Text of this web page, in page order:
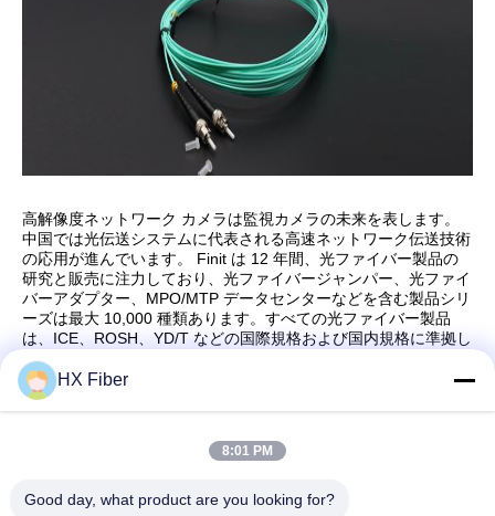
高解像度ネットワーク カメラは監視カメラの未来を表します。
中国では光伝送システムに代表される高速ネットワーク伝送技術
の応用が進んでいます。 Finit は 12 年間、光ファイバー製品の
研究と販売に注力しており、光ファイバージャンパー、光ファイ
バーアダプター、MPO/MTP データセンターなどを含む製品シリ
ーズは最大 10,000 種類あります。すべての光ファイバー製品
は、ICE、ROSH、YD/T などの国際規格および国内規格に準拠し
ています。
HX Fiber
8:01 PM
Good day, what product are you looking for?